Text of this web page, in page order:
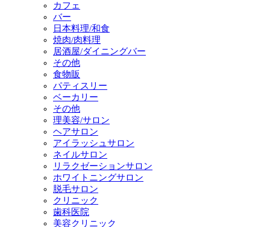
カフェ
バー
日本料理/和食
焼肉/肉料理
居酒屋/ダイニングバー
その他
食物販
パティスリー
ベーカリー
その他
理美容/サロン
ヘアサロン
アイラッシュサロン
ネイルサロン
リラクゼーションサロン
ホワイトニングサロン
脱毛サロン
クリニック
歯科医院
美容クリニック